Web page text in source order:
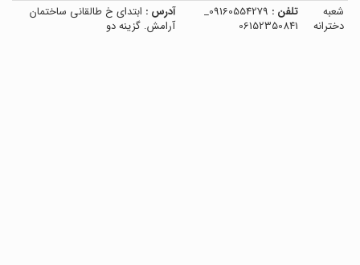
شعبه
دخترانه
تلفن :
09160554279_
06152350841
آدرس : ابتدای خ طالقانی ساختمان
آرامش. گزینه دو